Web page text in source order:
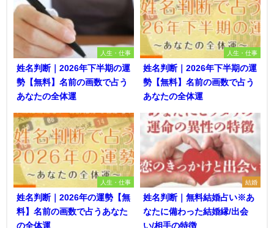
人生・仕事
姓名判断｜2026年下半期の運
勢【無料】名前の画数で占う
あなたの全体運
人生・仕事
姓名判断｜2026年下半期の運
勢【無料】名前の画数で占う
あなたの全体運
人生・仕事
姓名判断｜2026年の運勢【無
料】名前の画数で占うあなた
の全体運
結婚
姓名判断｜無料結婚占い※あ
なたに備わった結婚縁/出会
い/相手の特徴